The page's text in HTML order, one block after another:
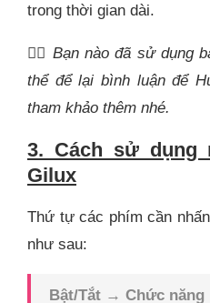
trong thời gian dài.
👉🏾 Bạn nào đã sử dụng
thể để lại bình luận để
tham khảo thêm nhé.
3. Cách sử dụng
Gilux
Thứ tự các phím cần
như sau:
Bật/Tắt → Chức